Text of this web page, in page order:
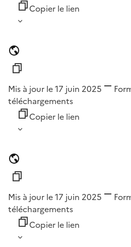
Copier le lien
Mis à jour le 17 juin 2025
téléchargements
Copier le lien
Mis à jour le 17 juin 2025
téléchargements
Copier le lien